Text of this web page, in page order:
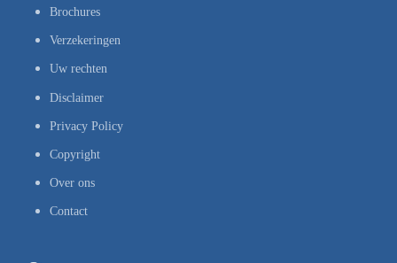
Brochures
Verzekeringen
Uw rechten
Disclaimer
Privacy Policy
Copyright
Over ons
Contact